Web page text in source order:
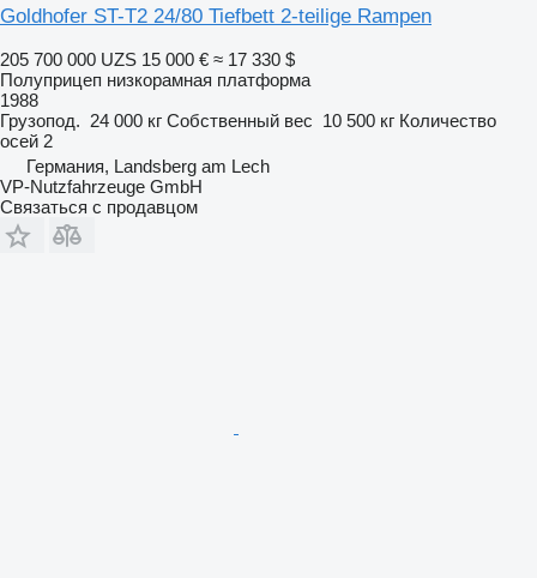
Goldhofer ST-T2 24/80 Tiefbett 2-teilige Rampen
205 700 000 UZS 15 000 € ≈ 17 330 $
Полуприцеп низкорамная платформа
1988
Грузопод. 24 000 кг Собственный вес 10 500 кг Количество
осей 2
Германия, Landsberg am Lech
VP-Nutzfahrzeuge GmbH
Связаться с продавцом